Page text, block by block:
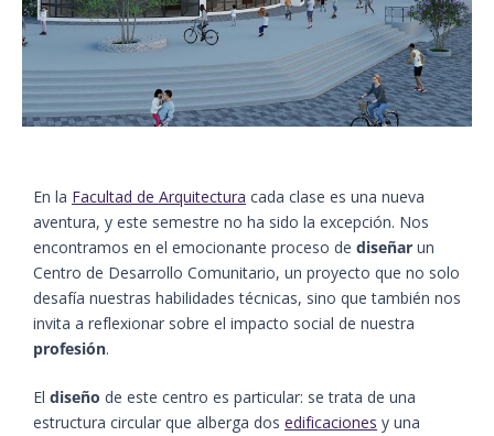
En la Facultad de Arquitectura cada clase es una nueva
aventura, y este semestre no ha sido la excepción. Nos
encontramos en el emocionante proceso de diseñar un
Centro de Desarrollo Comunitario, un proyecto que no solo
desafía nuestras habilidades técnicas, sino que también nos
invita a reflexionar sobre el impacto social de nuestra
profesión.
El diseño de este centro es particular: se trata de una
estructura circular que alberga dos edificaciones y una